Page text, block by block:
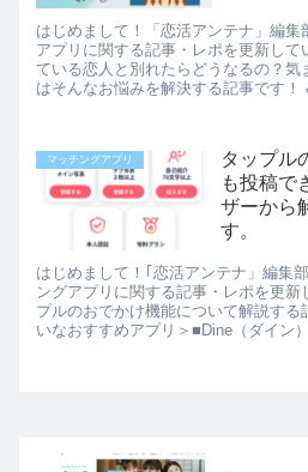
はじめまして！「恋活アンテナ」編
アプリに関する記事・レポを更新して
ている恋人と別れたらどうなるの？気
はそんなお悩みを解決する記事です！
マッチングアプリ
タップル
も投稿で
ザーから
す。
はじめまして！｢恋活アンテナ」編集
ングアプリに関する記事・レポを更新
プルのおでかけ機能について解説する
いなおすすめアプリ＞■Dine（ダイン